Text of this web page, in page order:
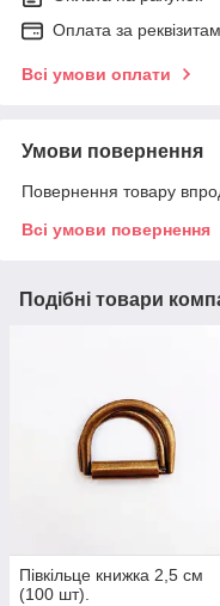
Оплата за
Всі умови оплати
Умови повернення
Повернення товару
Всі умови повернення
Подібні товари
Півкільце книжка 2,5 см
(100 шт).